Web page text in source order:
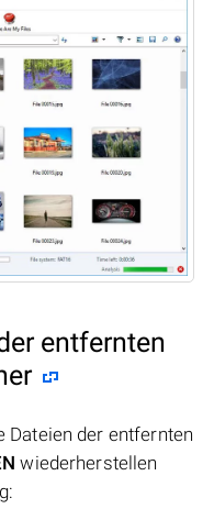
entfernten
Dateien der entfernten
wiederherstellen